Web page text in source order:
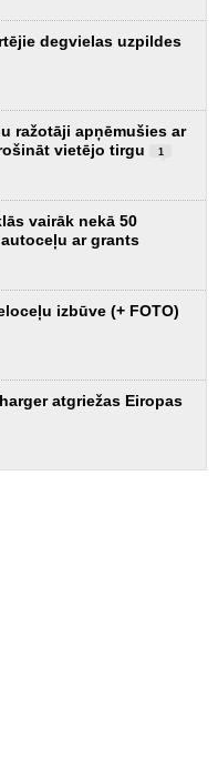
degvielas uzpildes
ražotāji apņēmušies ar
vietējo tirgu
1
vairāk nekā 50
ar grants
izbūve (+ FOTO)
atgriežas Eiropas